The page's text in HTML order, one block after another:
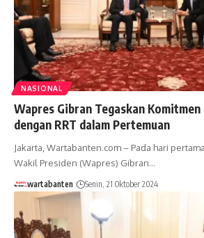
NASIONAL
Wapres Gibran Tegaskan
dengan RRT dalam Pertemuan
Jakarta, Wartabanten.com – Pada hari
Wakil Presiden (Wapres) Gibran…
wartabanten Senin, 21 Oktober 2024